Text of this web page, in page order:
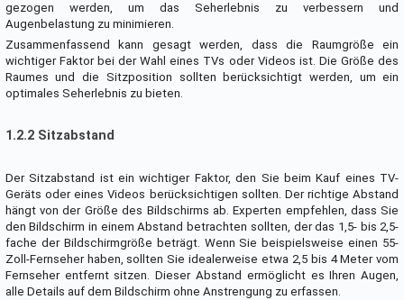
gezogen werden, um das Seherlebnis zu verbessern und
Augenbelastung zu minimieren.
Zusammenfassend kann gesagt werden, dass die Raumgröße ein
wichtiger Faktor bei der Wahl eines TVs oder Videos ist. Die Größe des
Raumes und die Sitzposition sollten berücksichtigt werden, um ein
optimales Seherlebnis zu bieten.
1.2.2 Sitzabstand
Der Sitzabstand ist ein wichtiger Faktor, den Sie beim Kauf eines TV-
Geräts oder eines Videos berücksichtigen sollten. Der richtige Abstand
hängt von der Größe des Bildschirms ab. Experten empfehlen, dass Sie
den Bildschirm in einem Abstand betrachten sollten, der das 1,5- bis 2,5-
fache der Bildschirmgröße beträgt. Wenn Sie beispielsweise einen 55-
Zoll-Fernseher haben, sollten Sie idealerweise etwa 2,5 bis 4 Meter vom
Fernseher entfernt sitzen. Dieser Abstand ermöglicht es Ihren Augen,
alle Details auf dem Bildschirm ohne Anstrengung zu erfassen.